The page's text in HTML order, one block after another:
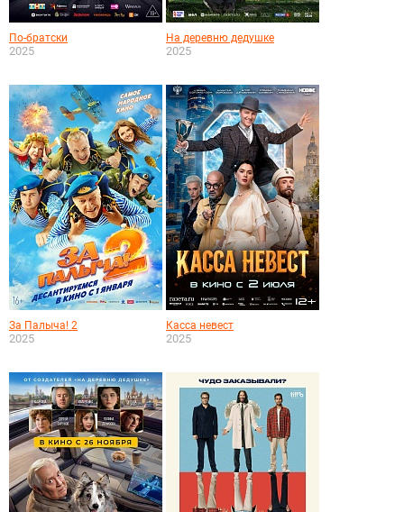
По-братски
2025
На деревню дедушке
2025
За Палыча! 2
2025
Касса невест
2025